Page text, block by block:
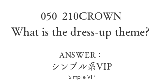
050_210CROWN
What is the dress-up theme?
ANSWER：
シンプル系VIP
Simple VIP